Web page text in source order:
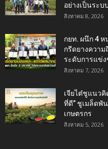
อย่างเป็นระบ
สิงหาคม 8, 2026
กยท. ผนึก 4 ห
กรีดยางควา
ระดับการแข่
สิงหาคม 7, 2026
เจียไต๋ชูแนว
ที่ดี” ชูเมล็ดพั
เกษตรกร
สิงหาคม 5, 2026